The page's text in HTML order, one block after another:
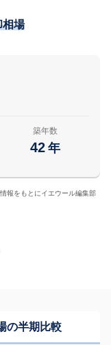
相場
築年数
42 年
報をもとにイエウール編集部
の半期比較